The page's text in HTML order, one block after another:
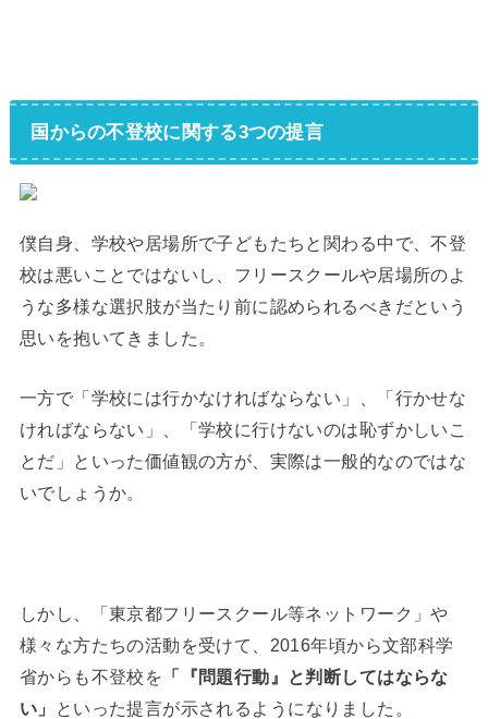
国からの不登校に関する3つの提言
僕自身、学校や居場所で子どもたちと関わる中で、不登
校は悪いことではないし、フリースクールや居場所のよ
うな多様な選択肢が当たり前に認められるべきだという
思いを抱いてきました。
一方で「学校には行かなければならない」、「行かせな
ければならない」、「学校に行けないのは恥ずかしいこ
とだ」といった価値観の方が、実際は一般的なのではな
いでしょうか。
しかし、「東京都フリースクール等ネットワーク」や
様々な方たちの活動を受けて、2016年頃から文部科学
省からも不登校を 「『問題行動』と判断してはならな
い」
といった提言が示されるようになりました。